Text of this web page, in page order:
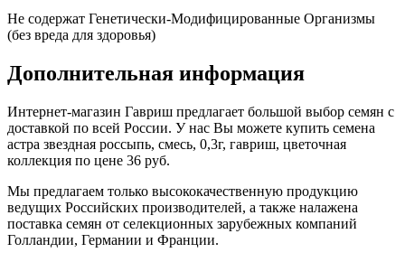
Не содержат Генетически-Модифицированные Организмы
(без вреда для здоровья)
Дополнительная информация
Интернет-магазин Гавриш предлагает большой выбор семян с
доставкой по всей России. У нас Вы можете купить семена
астра звездная россыпь, смесь, 0,3г, гавриш, цветочная
коллекция по цене 36 руб.
Мы предлагаем только высококачественную продукцию
ведущих Российских производителей, а также налажена
поставка семян от селекционных зарубежных компаний
Голландии, Германии и Франции.